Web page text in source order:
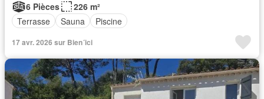
6 Pièces
226 m²
Terrasse
Sauna Piscine
17 avr. 2026 sur Bien´ici